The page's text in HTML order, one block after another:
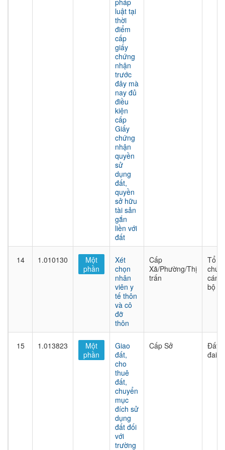
pháp
luật tại
thời
điểm
cấp
giấy
chứng
nhận
trước
đây mà
nay đủ
điều
kiện
cấp
Giấy
chứng
nhận
quyền
sử
dụng
đất,
quyền
sở hữu
tài sản
gắn
liền với
đất
14 1.010130
Một
phần
Xét
chọn
nhân
viên y
tế thôn
và cô
đỡ
thôn
Cấp
Xã/Phường/Thị
trấn
Tổ
chức
cán
bộ
15 1.013823
Một
phần
Giao
đất,
cho
thuê
đất,
chuyển
mục
đích sử
dụng
đất đối
với
trường
Cấp Sở
Đất
đai